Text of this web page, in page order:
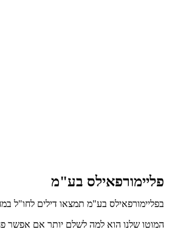
פליימורפאילס בע"מ
בפליימורפאילס בע"מ תמצאו דילים לחו"ל
המוטו שלנו הוא למה לשלם יותר אם אפשר